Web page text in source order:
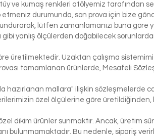
ve kumaş renkleri atölyemiz tarafından
durumunda, son prova için bize
lütfen zamanlamanızı buna göre
yanlış ölçülerden doğabilecek
üretilmektedir. Uzaktan çalışma
tamamlanan ürünlerde, Mesafeli
mallara" ilişkin sözleşmelerde
özel ölçülerine göre üretildiğinden,
dikim ürünler sunmaktır. Ancak, üretim
bulunmamaktadır. Bu nedenle, sipariş